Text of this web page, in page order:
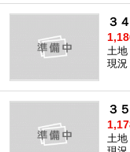
３
土地
現況
３
土地